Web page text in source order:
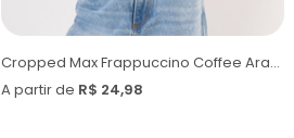
Cropped Max Frappuccino Coffee Arabica
A partir de R$ 24,98